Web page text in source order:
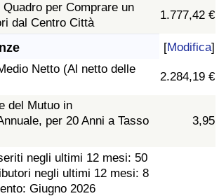
per Comprare un
dal Centro Città
1.777,42 €
[Modifica]
Netto (Al netto delle
2.284,19 €
del Mutuo in
per 20 Anni a Tasso
3,95
negli ultimi 12 mesi: 50
negli ultimi 12 mesi: 8
Giugno 2026
Sanitaria (Corrente)
Sanitaria
Sanitaria per